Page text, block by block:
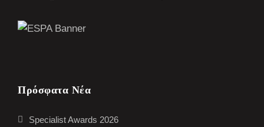
Πρόσφατα Νέα
Specialist Awards 2026